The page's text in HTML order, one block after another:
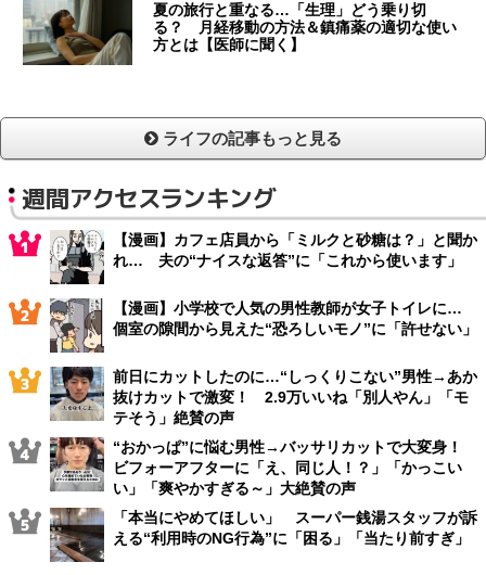
夏の旅行と重なる…「生理」どう乗り切
る？ 月経移動の方法＆鎮痛薬の適切な使い
方とは【医師に聞く】
ライフの記事もっと見る
週間アクセスランキング
【漫画】カフェ店員から「ミルクと砂糖は？」と聞か
れ… 夫の“ナイスな返答”に「これから使います」
【漫画】小学校で人気の男性教師が女子トイレに…
個室の隙間から見えた“恐ろしいモノ”に「許せない」
前日にカットしたのに…“しっくりこない”男性→あか
抜けカットで激変！ 2.9万いいね「別人やん」「モ
テそう」絶賛の声
“おかっぱ”に悩む男性→バッサリカットで大変身！
ビフォーアフターに「え、同じ人！？」「かっこい
い」「爽やかすぎる～」大絶賛の声
「本当にやめてほしい」 スーパー銭湯スタッフが訴
える“利用時のNG行為”に「困る」「当たり前すぎ」